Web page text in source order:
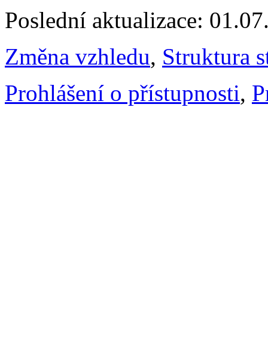
Poslední aktualizace:
Změna vzhledu, Struktura
Prohlášení o přístupnosti,